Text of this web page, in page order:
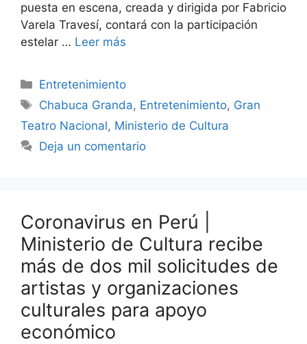
puesta en escena, creada y dirigida por Fabricio
Varela Travesí, contará con la participación
estelar … Leer más
Categorías
Entretenimiento
Etiquetas
Chabuca Granda, Entretenimiento, Gran
Teatro Nacional, Ministerio de Cultura
Deja un comentario
Coronavirus en Perú |
Ministerio de Cultura recibe
más de dos mil solicitudes de
artistas y organizaciones
culturales para apoyo
económico